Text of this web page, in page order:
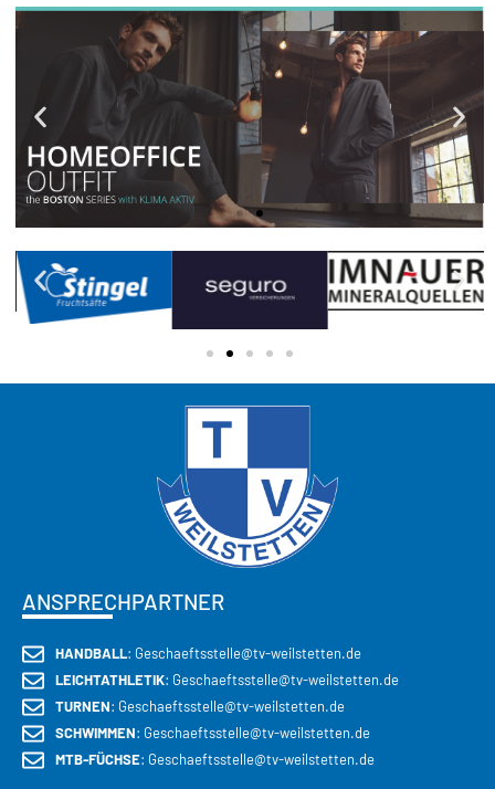
ANSPRECHPARTNER
HANDBALL: Geschaeftsstelle@tv-weilstetten.de
LEICHTATHLETIK: Geschaeftsstelle@tv-weilstetten.de
TURNEN: Geschaeftsstelle@tv-weilstetten.de
SCHWIMMEN: Geschaeftsstelle@tv-weilstetten.de
MTB-FÜCHSE: Geschaeftsstelle@tv-weilstetten.de